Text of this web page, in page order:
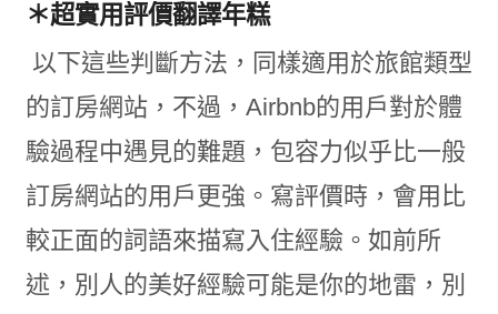
＊超實用評價翻譯年糕
以下這些判斷方法，同樣適用於旅館類型
的訂房網站，不過，Airbnb的用戶對於體
驗過程中遇見的難題，包容力似乎比一般
訂房網站的用戶更強。寫評價時，會用比
較正面的詞語來描寫入住經驗。如前所
述，別人的美好經驗可能是你的地雷，別